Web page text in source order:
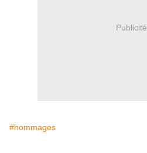
Publicité
#hommages